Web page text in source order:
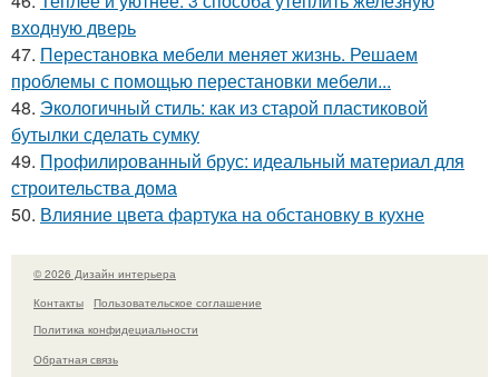
входную дверь
47. Перестановка мебели меняет жизнь. Решаем
проблемы с помощью перестановки мебели...
48. Экологичный стиль: как из старой пластиковой
бутылки сделать сумку
49. Профилированный брус: идеальный материал для
строительства дома
50. Влияние цвета фартука на обстановку в кухне
© 2026 Дизайн интерьера
Контакты
Пользовательское соглашение
Политика конфидециальности
Обратная связь